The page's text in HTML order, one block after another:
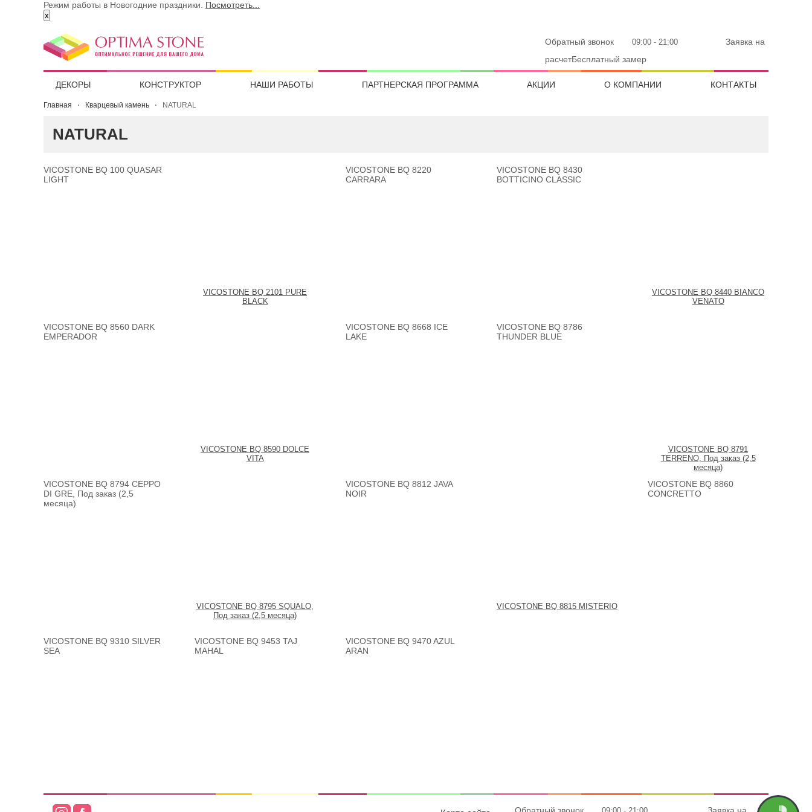
Режим работы в Новогодние праздники. Посмотреть...
x
Обратный звонок 09:00 - 21:00
Заявка на
расчетБесплатный замер
ДЕКОРЫ КОНСТРУКТОР НАШИ РАБОТЫ ПАРТНЕРСКАЯ ПРОГРАММА АКЦИИ О КОМПАНИИ КОНТАКТЫ
Главная Кварцевый камень NATURAL
NATURAL
VICOSTONE BQ 100 QUASAR
LIGHT
VICOSTONE BQ 2101 PURE
BLACK
VICOSTONE BQ 8220
CARRARA
VICOSTONE BQ 8430
BOTTICINO CLASSIC
VICOSTONE BQ 8440 BIANCO
VENATO
VICOSTONE BQ 8560 DARK
EMPERADOR
VICOSTONE BQ 8590 DOLCE
VITA
VICOSTONE BQ 8668 ICE
LAKE
VICOSTONE BQ 8786
THUNDER BLUE
VICOSTONE BQ 8791
TERRENO, Под заказ (2,5
месяца)
VICOSTONE BQ 8794 CEPPO
DI GRE, Под заказ (2,5
месяца)
VICOSTONE BQ 8795 SQUALO,
Под заказ (2,5 месяца)
VICOSTONE BQ 8812 JAVA
NOIR
VICOSTONE BQ 8815 MISTERIO
VICOSTONE BQ 8860
CONCRETTO
VICOSTONE BQ 9310 SILVER
SEA
VICOSTONE BQ 9453 TAJ
MAHAL
VICOSTONE BQ 9470 AZUL
ARAN